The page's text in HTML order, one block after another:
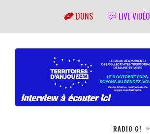
DONS LIVE VIDÉO
RADIO G!